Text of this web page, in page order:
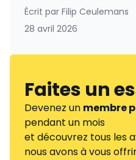
Écrit par Filip Ceulemans
28 avril 2026
Faites un
Devenez un membre
pendant un mois
et découvrez tous les
nous avons à vous